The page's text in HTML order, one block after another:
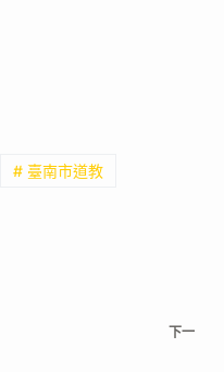
# 臺南市道教
下一